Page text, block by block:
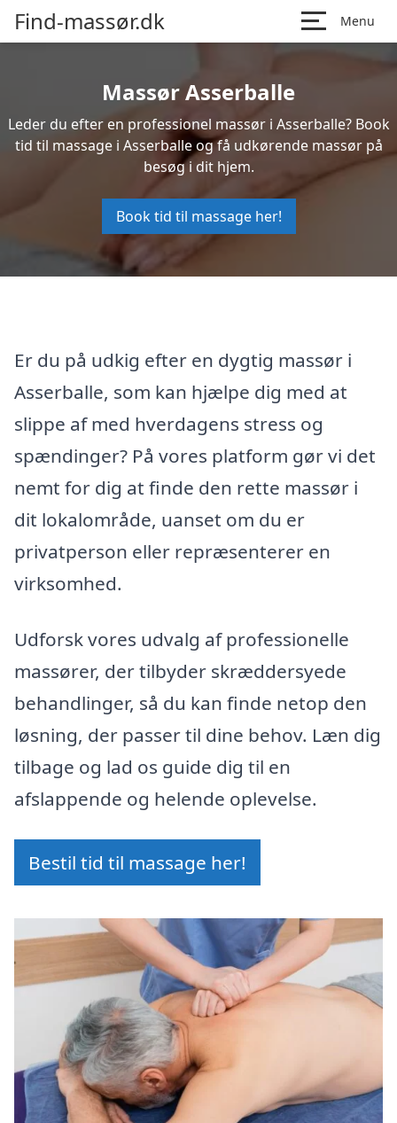
Find-massør.dk Menu
Massør Asserballe
Leder du efter en professionel massør i Asserballe? Book
tid til massage i Asserballe og få udkørende massør på
besøg i dit hjem.
Book tid til massage her!
Er du på udkig efter en dygtig massør i
Asserballe, som kan hjælpe dig med at
slippe af med hverdagens stress og
spændinger? På vores platform gør vi det
nemt for dig at finde den rette massør i
dit lokalområde, uanset om du er
privatperson eller repræsenterer en
virksomhed.
Udforsk vores udvalg af professionelle
massører, der tilbyder skræddersyede
behandlinger, så du kan finde netop den
løsning, der passer til dine behov. Læn dig
tilbage og lad os guide dig til en
afslappende og helende oplevelse.
Bestil tid til massage her!